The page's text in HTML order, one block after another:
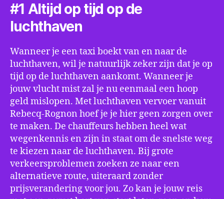
#1 Altijd op tijd op de
luchthaven
Wanneer je een taxi boekt van en naar de
luchthaven, wil je natuurlijk zeker zijn dat je op
tijd op de luchthaven aankomt. Wanneer je
jouw vlucht mist zal je nu eenmaal een hoop
geld mislopen. Met luchthaven vervoer vanuit
Rebecq-Rognon hoef je je hier geen zorgen over
te maken. De chauffeurs hebben heel wat
wegenkennis en zijn in staat om de snelste weg
te kiezen naar de luchthaven. Bij grote
verkeersproblemen zoeken ze naar een
alternatieve route, uiteraard zonder
prijsverandering voor jou. Zo kan je jouw reis